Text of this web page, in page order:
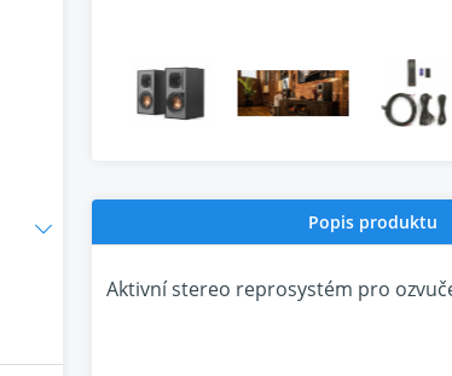
Popis produktu
Aktivní stereo reprosystém pro